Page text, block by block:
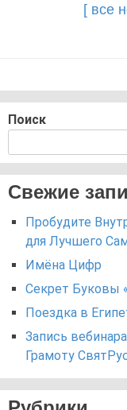
[ все
Поиск
Свежие
Пробудите
для Лучшего
Имёна Цифр
Секрет Буковы
Поездка в
Запись
Грамоту